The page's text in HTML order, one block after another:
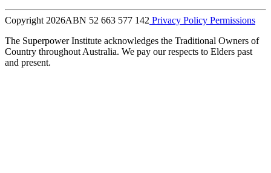
Copyright 2026ABN 52 663 577 142 Privacy Policy Permissions
The Superpower Institute acknowledges the Traditional Owners of
Country throughout Australia. We pay our respects to Elders past
and present.​​​​‌ ‍ ​‍​‍‌‍ ‌ ​‍‌‍‍‌‌‍‌ ‌‍‍‌‌‍ ‍​‍​‍​ ‍‍​‍​‍‌ ​ ‌‍​‌‌‍ ‍‌‍‍‌‌ ‌​‌ ‍‌​‍ ‍‌‍‍‌‌‍ ​‍​‍​‍ ​​‍​‍‌‍‍​‌ ​‍‌‍‌‌‌‍‌‍​‍​‍​ ‍‍​‍​‍‌‍‍​‌ ‌​‌ ‌​‌ ​​​ ‍‍​‍ ​‍ ‌‍ ​‌‍ ‌‍​ ‌‍​‌‌‍ ​‌‍‍​‌‍ ‌ ​ ‌ ‌​​ ‍‍​ ​ ​ ​ ​ ​ ​ ​ ​‍ ‌‍‍‌‌‍ ‍‌ ‌​‌‍‌‌‌‍ ‍‌ ‌​​‍ ‌‍‌‌‌‍‌​‌‍‍‌‌ ‌​​‍ ‌‍ ‌‌‍ ‌‍‌​‌‍‌‌​ ‌‌ ​​‌ ​‍‌‍‌‌‌ ​ ‌‍‌‌‌‍ ‍‌ ‌​‌‍​‌‌ ‌​‌‍‍‌‌‍ ‌‍ ‍​ ‍ ‌‍‍‌‌‍‌​​ ‌​ ​‍​ ‌‍​ ‌‌​ ‌‍​ ​​‌‍‌‌​ ‍​​ ​​​‍ ‌​ ‌ ​ ‌​​ ‌‍​ ‌‌​‍ ‌​ ‌​​ ‍​​ ​ ​ ‍‌​‍ ‌​ ‍​​ ‌‍​ ​‍​ ‍‌​‍ ‌​ ‌‌​ ‌‌​ ‌ ​ ​‍‌‍‌‍​ ‍​​ ​‍​ ‍‌​ ‌‌​ ‍​​ ​​‌‍‌‌​ ‍ ‌ ‌​‌ ‍‌‌ ​​‌‍‌‌​ ‌‌ ​ ‌‍‌‌‌ ‌​‌ ‌​‌‍‍‌‌‍ ‍‌‍‌ ‌ ​ ​ ‍ ‌ ​​‌‍​‌‌ ‌​‌‍‍​​ ‌‌‍​‌‌‍​ ‌‍‍ ‌‍ ‍‌‍ ‌ ‌ ‌‍ ​‌‍‌‌‌‍‌​‌‍‌ ‌‍‌‌‌‍ ‌‌‍‌‌‌‍ ‍‌ ‌​​ ‌‍​‍‌‍​‌‌ ​ ‌‍‌‌‌‌‌‌‌ ​‍‌‍ ​​ ‌‌‍‍​‌ ‌​‌ ‌​‌ ​​​‍‌‌​ ​ ‌​​‌​‍‌‌​ ​‍‌​‌‍​‍‌‌​ ​‍‌​‌‍‌‍ ​‌‍ ‌‍​ ‌‍​‌‌‍ ​‌‍‍​‌‍ ‌ ​ ‌ ‌​​‍‌‌​ ​ ‌​​‌​ ​ ​ ​ ​ ​ ​ ​ ​‍‌‍‌‍‍‌‌‍‌​​ ‌​ ​‍​ ‌‍​ ‌‌​ ‌‍​ ​​‌‍‌‌​ ‍​​ ​​​‍ ‌​ ‌ ​ ‌​​ ‌‍​ ‌‌​‍ ‌​ ‌​​ ‍​​ ​ ​ ‍‌​‍ ‌​ ‍​​ ‌‍​ ​‍​ ‍‌​‍ ‌​ ‌‌​ ‌‌​ ‌ ​ ​‍‌‍‌‍​ ‍​​ ​‍​ ‍‌​ ‌‌​ ‍​​ ​​‌‍‌‌​‍‌‍‌ ‌​‌ ‍‌‌ ​​‌‍‌‌​ ‌‌ ​ ‌‍‌‌‌ ‌​‌ ‌​‌‍‍‌‌‍ ‍‌‍‌ ‌ ​ ​‍‌‍‌ ​​‌‍​‌‌ ‌​‌‍‍​​ ‌‌‍​‌‌‍​ ‌‍‍ ‌‍ ‍‌‍ ‌ ‌ ‌‍ ​‌‍‌‌‌‍‌​‌‍‌ ‌‍‌‌‌‍ ‌‌‍‌‌‌‍ ‍‌ ‌​​‍‌‍‌ ​​‌‍‌‌‌ ​‍‌ ​ ‌ ​​‌‍‌‌‌‍​ ‌ ‌​‌‍‍‌‌ ‌‍‌‍‌‌​ ‌‌ ​​‌ ‌‌‌‍​‍‌‍ ​‌‍‍‌‌ ​ ‌‍‍​‌‍‌‌‌‍‌​​‍​‍‌ ‌